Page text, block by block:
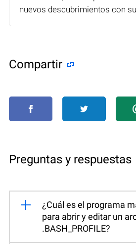
nuevos descubrimientos con
Compartir
Preguntas y respuestas
¿Cuál es el programa
para abrir y editar un
.BASH_PROFILE?